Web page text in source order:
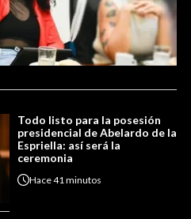
Todo listo para la posesión
presidencial de Abelardo de la
Espriella: así será la
ceremonia
Hace41 minutos